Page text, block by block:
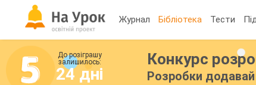
Журнал Бібліотека Тести
До розіграшу
залишилось:
24 дні
Конкурс
Розробки додавай